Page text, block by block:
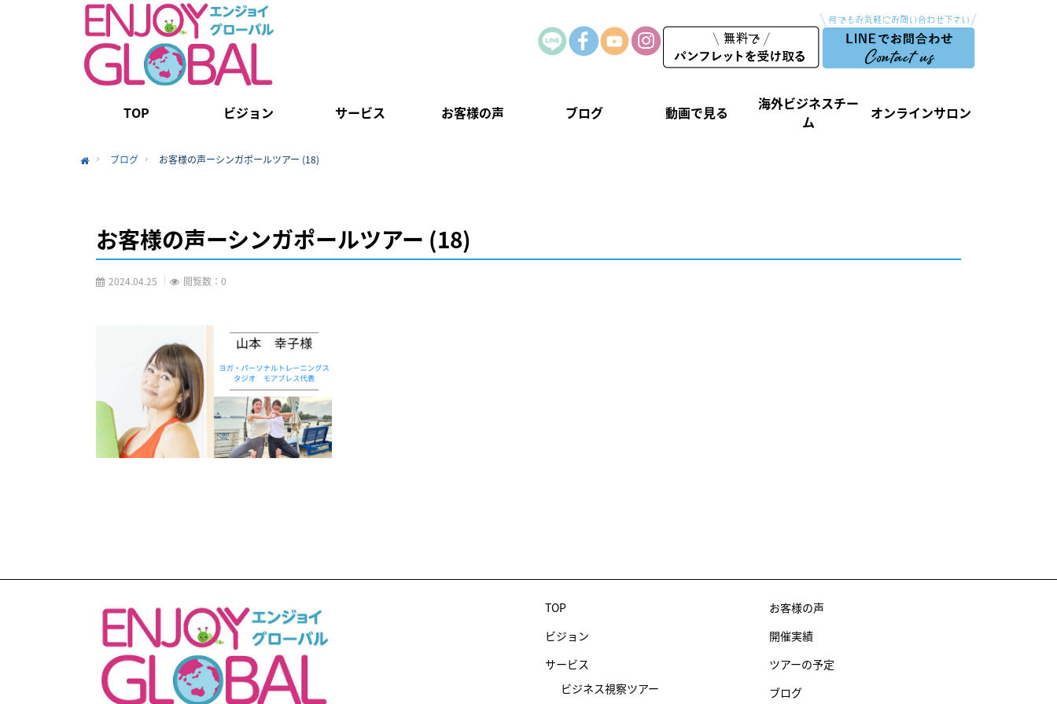
TOP ビジョン サービス お客様の声 ブログ 動画で見る
海外ビジネスチー
ム
オンラインサロン
ブログ お客様の声ーシンガポールツアー (18)
お客様の声ーシンガポールツアー (18)
2024.04.25 閲覧数：0
TOP
ビジョン
サービス
ビジネス視察ツアー
お客様の声
開催実績
ツアーの予定
ブログ